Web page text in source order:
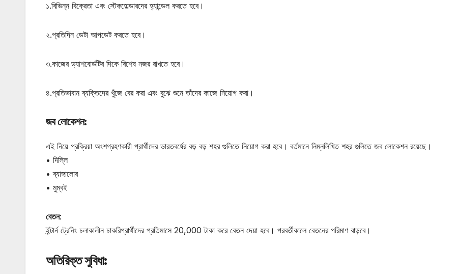
১.বিভিন্ন বিক্রেতা এবং স্টেকহোল্ডারদের হ্যান্ডেল করতে হবে।
২.প্রতিদিন ডেটা আপডেট করতে হবে।
৩.কাজের ড্যাশবোর্ডটির দিকে বিশেষ নজর রাখতে হবে।
৪.প্রতিভাবান ব্যক্তিদের খুঁজে বের করা এবং বুঝে শুনে তাঁদের কাজে নিয়োগ করা।
জব লোকেশন:
এই নিয়ে প্রক্রিয়া অংশগ্রহণকারী প্রার্থীদের ভারতবর্ষের বড় বড় শহর গুলিতে নিয়োগ করা হবে। বর্তমানে নিম্নলিখিত শহর গুলিতে জব লোকেশন রয়েছে।
• দিল্লি
• ব্যাঙ্গালোর
• মুম্বই
বেতন:
ইন্টার্ন ট্রেনিং চলাকালীন চাকরিপ্রার্থীদের প্রতিমাসে 20,000 টাকা করে বেতন দেয়া হবে। পরবর্তীকালে বেতনের পরিমাণ বাড়বে।
অতিরিক্ত সুবিধা: